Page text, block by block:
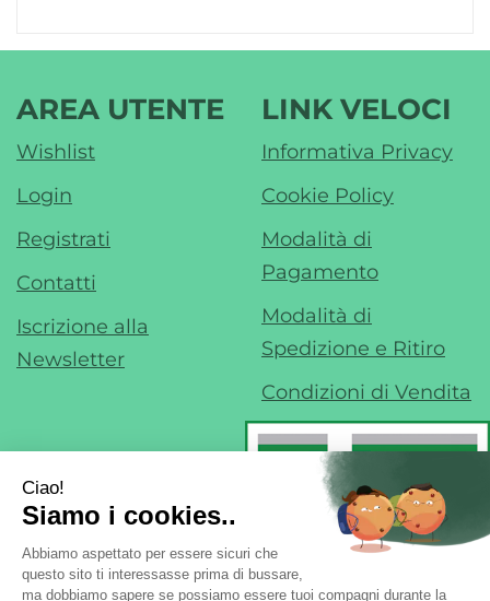
AREA UTENTE
Wishlist
Login
Registrati
Contatti
Iscrizione alla
Newsletter
LINK VELOCI
Informativa Privacy
Cookie Policy
Modalità di
Pagamento
Modalità di
Spedizione e Ritiro
Condizioni di Vendita